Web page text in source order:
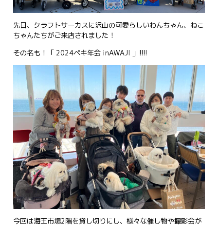
先日、クラフトサーカスに沢山の可愛らしいわんちゃん、ねこ
ちゃんたちがご来店されました！
その名も！「 2024ペキ年会 inAWAJI 」!!!!
今回は海王市場2階を貸し切りにし、様々な催し物や撮影会が